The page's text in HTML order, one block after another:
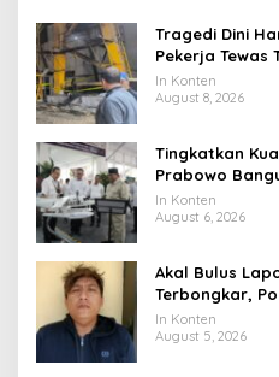
Tragedi Dini
Pekerja Tewas
Tebu
In Konten
August 8, 2026
Tingkatkan
Prabowo
hingga Undang
In Konten
August 6, 2026
Akal Bulus
Terbongkar,
Uang
In Konten
August 5, 2026